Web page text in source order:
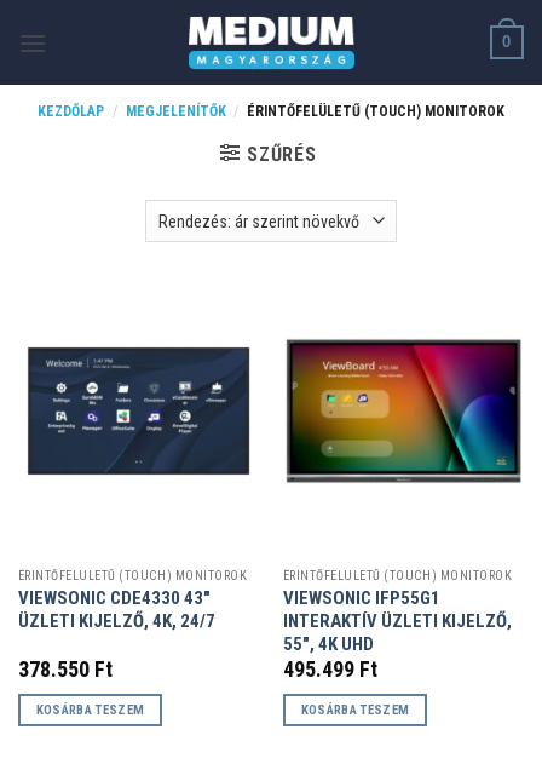
0
KEZDŐLAP / MEGJELENÍTŐK / ÉRINTŐFELÜLETŰ (TOUCH) MONITOROK
SZŰRÉS
ÉRINTŐFELÜLETŰ (TOUCH) MONITOROK
VIEWSONIC CDE4330 43″
ÜZLETI KIJELZŐ, 4K, 24/7
378.550 Ft
KOSÁRBA TESZEM
ÉRINTŐFELÜLETŰ (TOUCH) MONITOROK
VIEWSONIC IFP55G1
INTERAKTÍV ÜZLETI KIJELZŐ,
55″, 4K UHD
495.499 Ft
KOSÁRBA TESZEM